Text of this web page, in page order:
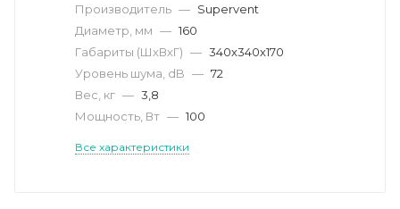
Производитель — Supervent
Диаметр, мм — 160
Габариты (ШхВхГ) — 340х340х170
Уровень шума, dB — 72
Вес, кг — 3,8
Мощность, Вт — 100
Все характеристики